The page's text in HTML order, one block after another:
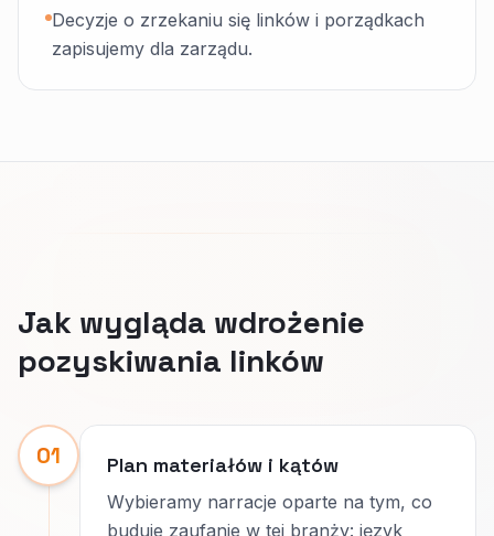
Decyzje o zrzekaniu się linków i porządkach
zapisujemy dla zarządu.
Jak wygląda wdrożenie
pozyskiwania linków
01 Plan materiałów i kątów
Wybieramy narracje oparte na tym, co
buduje zaufanie w tej branży: język